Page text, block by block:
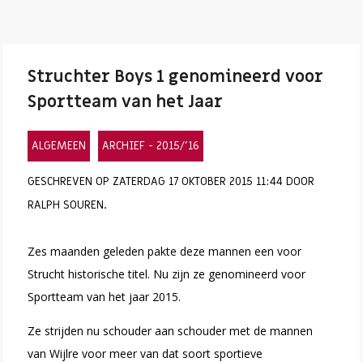
Struchter Boys 1 genomineerd voor
Sportteam van het Jaar
ALGEMEEN ARCHIEF - 2015/'16
GESCHREVEN OP ZATERDAG 17 OKTOBER 2015 11:44 DOOR
RALPH SOUREN.
Zes maanden geleden pakte deze mannen een voor
Strucht historische titel. Nu zijn ze genomineerd voor
Sportteam van het jaar 2015.
Ze strijden nu schouder aan schouder met de mannen
van Wijlre voor meer van dat soort sportieve